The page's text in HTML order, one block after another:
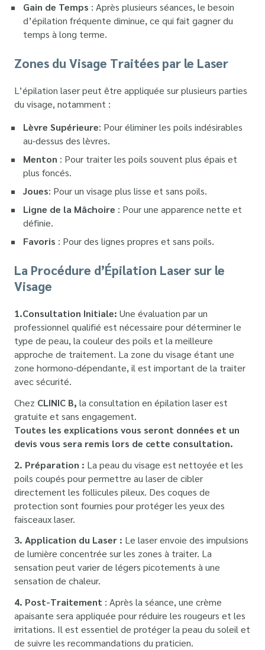
Gain de Temps : Après plusieurs séances, le besoin
d’épilation fréquente diminue, ce qui fait gagner du
temps à long terme.
Zones du Visage Traitées par le Laser
L’épilation laser peut être appliquée sur plusieurs parties
du visage, notamment :
Lèvre Supérieure: Pour éliminer les poils indésirables
au-dessus des lèvres.
Menton : Pour traiter les poils souvent plus épais et
plus foncés.
Joues: Pour un visage plus lisse et sans poils.
Ligne de la Mâchoire : Pour une apparence nette et
définie.
Favoris : Pour des lignes propres et sans poils.
La Procédure d’Épilation Laser sur le
Visage
1.Consultation Initiale: Une évaluation par un
professionnel qualifié est nécessaire pour déterminer le
type de peau, la couleur des poils et la meilleure
approche de traitement. La zone du visage étant une
zone hormono-dépendante, il est important de la traiter
avec sécurité.
Chez CLINIC B, la consultation en épilation laser est
gratuite et sans engagement.
Toutes les explications vous seront données et un
devis vous sera remis lors de cette consultation.
2. Préparation : La peau du visage est nettoyée et les
poils coupés pour permettre au laser de cibler
directement les follicules pileux. Des coques de
protection sont fournies pour protéger les yeux des
faisceaux laser.
3. Application du Laser : Le laser envoie des impulsions
de lumière concentrée sur les zones à traiter. La
sensation peut varier de légers picotements à une
sensation de chaleur.
4. Post-Traitement : Après la séance, une crème
apaisante sera appliquée pour réduire les rougeurs et les
irritations. Il est essentiel de protéger la peau du soleil et
de suivre les recommandations du praticien.